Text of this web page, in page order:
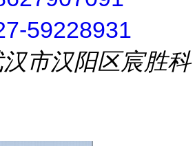
59228931
市汉阳区宸胜科